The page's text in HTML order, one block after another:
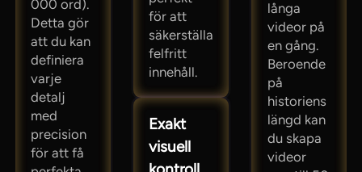
000 ord).
Detta gör
att du kan
definiera
varje
detalj
med
precision
för att få
för att
säkerställa
felfritt
innehåll.
Exakt
visuell
långa
videor på
en gång.
Beroende
på
historiens
längd kan
du skapa
videor